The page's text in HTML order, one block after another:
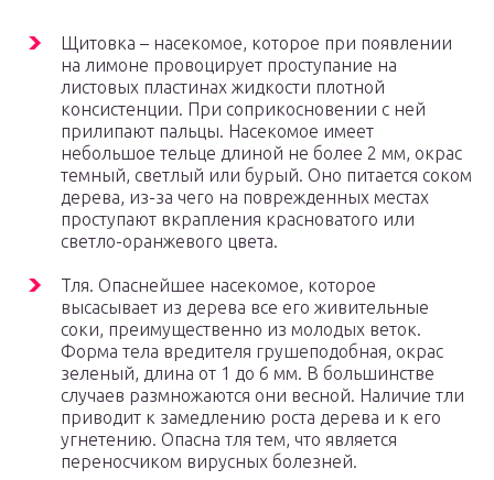
Щитовка – насекомое, которое при появлении
на лимоне провоцирует проступание на
листовых пластинах жидкости плотной
консистенции. При соприкосновении с ней
прилипают пальцы. Насекомое имеет
небольшое тельце длиной не более 2 мм, окрас
темный, светлый или бурый. Оно питается соком
дерева, из-за чего на поврежденных местах
проступают вкрапления красноватого или
светло-оранжевого цвета.
Тля. Опаснейшее насекомое, которое
высасывает из дерева все его живительные
соки, преимущественно из молодых веток.
Форма тела вредителя грушеподобная, окрас
зеленый, длина от 1 до 6 мм. В большинстве
случаев размножаются они весной. Наличие тли
приводит к замедлению роста дерева и к его
угнетению. Опасна тля тем, что является
переносчиком вирусных болезней.